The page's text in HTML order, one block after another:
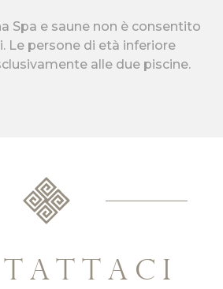
Spa e saune non è consentito
Le persone di età inferiore
alle due piscine.